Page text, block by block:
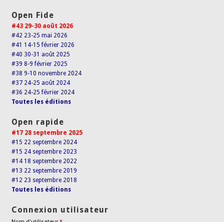
Open Fide
#43 29-30 août 2026
#42 23-25 mai 2026
#41 14-15 février 2026
#40 30-31 août 2025
#39 8-9 février 2025
#38 9-10 novembre 2024
#37 24-25 août 2024
#36 24-25 février 2024
Toutes les éditions
Open rapide
#17 28 septembre 2025
#15 22 septembre 2024
#15 24 septembre 2023
#14 18 septembre 2022
#13 22 septembre 2019
#12 23 septembre 2018
Toutes les éditions
Connexion utilisateur